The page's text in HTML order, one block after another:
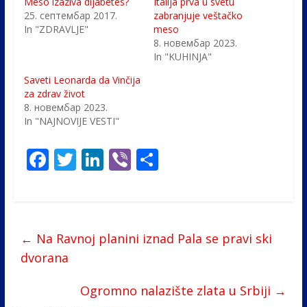
25. септембар 2017.
In "ZDRAVLJE"
zabranjuje veštačko
meso
8. новембар 2023.
In "KUHINJA"
Saveti Leonarda da Vinčija
za zdrav život
8. новембар 2023.
In "NAJNOVIJE VESTI"
F
o
o
T Li
dI
Vi S
← Na Ravnoj planini iznad Pala se pravi ski
dvorana
Ogromno nalazište zlata u Srbiji →